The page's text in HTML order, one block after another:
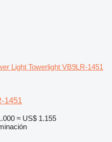
Light Towerlight VB9LR-1451
1451
≈ US$ 1.155